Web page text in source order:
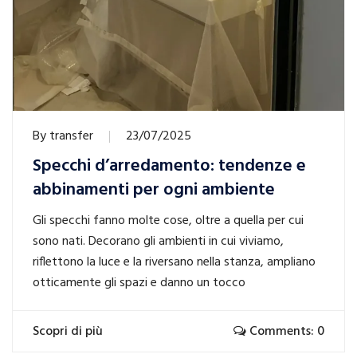
Bytransfer 23/07/2025
Specchi d’arredamento: tendenze e
abbinamenti per ogni ambiente
Gli specchi fanno molte cose, oltre a quella per cui
sono nati. Decorano gli ambienti in cui viviamo,
riflettono la luce e la riversano nella stanza, ampliano
otticamente gli spazi e danno un tocco
Scopri di più Comments: 0